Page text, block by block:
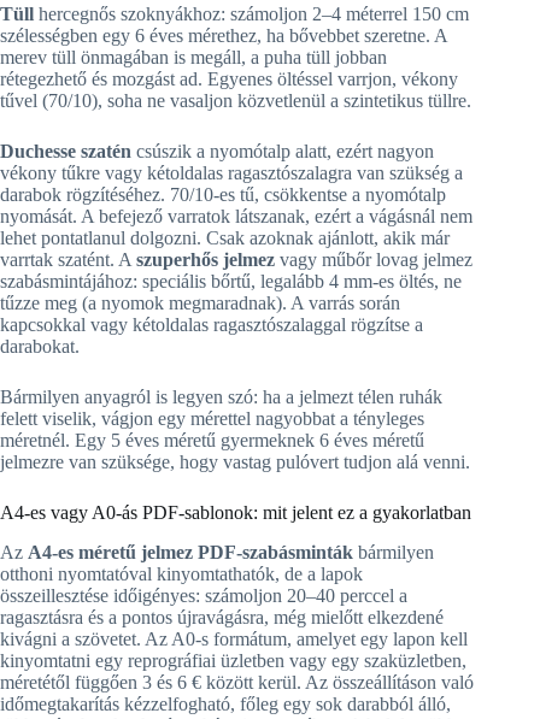
Tüll hercegnős szoknyákhoz: számoljon 2–4 méterrel 150 cm
szélességben egy 6 éves mérethez, ha bővebbet szeretne. A
merev tüll önmagában is megáll, a puha tüll jobban
rétegezhető és mozgást ad. Egyenes öltéssel varrjon, vékony
tűvel (70/10), soha ne vasaljon közvetlenül a szintetikus tüllre.
Duchesse szatén csúszik a nyomótalp alatt, ezért nagyon
vékony tűkre vagy kétoldalas ragasztószalagra van szükség a
darabok rögzítéséhez. 70/10-es tű, csökkentse a nyomótalp
nyomását. A befejező varratok látszanak, ezért a vágásnál nem
lehet pontatlanul dolgozni. Csak azoknak ajánlott, akik már
varrtak szatént. Aszuperhős jelmez vagy műbőr lovag jelmez
szabásmintájához: speciális bőrtű, legalább 4 mm-es öltés, ne
tűzze meg (a nyomok megmaradnak). A varrás során
kapcsokkal vagy kétoldalas ragasztószalaggal rögzítse a
darabokat.
Bármilyen anyagról is legyen szó: ha a jelmezt télen ruhák
felett viselik, vágjon egy mérettel nagyobbat a tényleges
méretnél. Egy 5 éves méretű gyermeknek 6 éves méretű
jelmezre van szüksége, hogy vastag pulóvert tudjon alá venni.
A4-es vagy A0-ás PDF-sablonok: mit jelent ez a gyakorlatban
Az A4-es méretű jelmez PDF-szabásminták bármilyen
otthoni nyomtatóval kinyomtathatók, de a lapok
összeillesztése időigényes: számoljon 20–40 perccel a
ragasztásra és a pontos újravágásra, még mielőtt elkezdené
kivágni a szövetet. Az A0-s formátum, amelyet egy lapon kell
kinyomtatni egy reprográfiai üzletben vagy egy szaküzletben,
méretétől függően 3 és 6 € között kerül. Az összeállításon való
időmegtakarítás kézzelfogható, főleg egy sok darabból álló,